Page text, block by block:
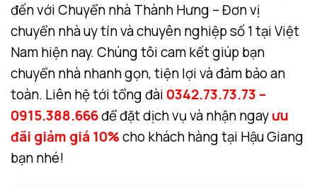
đến với Chuyển nhà Thành Hưng – Đơn vị
chuyển nhà uy tín và chuyên nghiệp số 1 tại Việt
Nam hiện nay. Chúng tôi cam kết giúp bạn
chuyển nhà nhanh gọn, tiện lợi và đảm bảo an
toàn. Liên hệ tới tổng đài 0342.73.73.73 –
0915.388.666để đặt dịch vụ và nhận ngayưu
đãi giảm giá 10%cho khách hàng tại Hậu Giang
bạn nhé!